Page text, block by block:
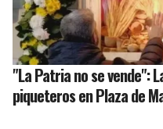
"La Patria no se vende":
piqueteros en Plaza de